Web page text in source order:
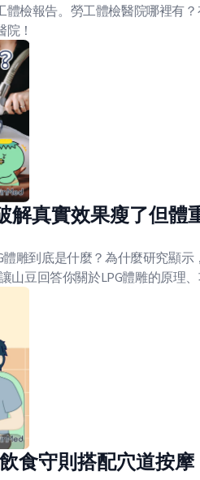
體檢報告。勞工體檢醫院哪裡有
！
解真實效果瘦了但體
雕到底是什麼？為什麼研究顯
山豆回答你關於LPG體雕的原理
食守則搭配穴道按